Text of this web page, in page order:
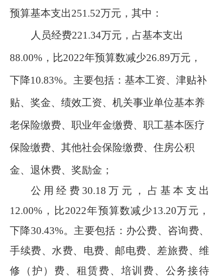
预算基本支出251.52万元，其中：
人员经费221.34万元 ， 占基本支出
88.00% ，比2022年预算数减少26.89万元，
下降10.83%。 主要包括：基本工资、津贴补
贴、 奖金、绩效工资、 机关事业单位基本养
老保险缴费、职业年金缴费、职工基本医疗
保险缴费、其他社会保险缴费、住房公积
金、退休费、奖励金 ；
公用经费 30.18 万 元， 占 基本支出
12.00% ，比2022年预算数减少13.20万元，
下降30.43%。 主要包括：办公费、 咨询费、
手续费、水费、电费、邮电费、差旅费、维
修（护）费、 租赁费、培训 费 、 公务接待